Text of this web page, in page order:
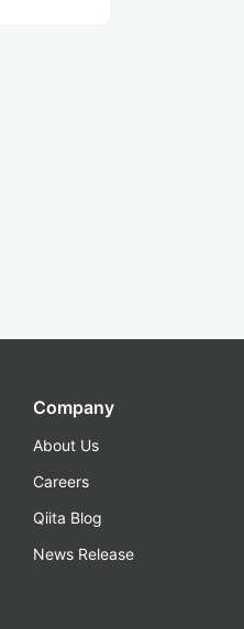
Company
About Us
Careers
Qiita Blog
News Release